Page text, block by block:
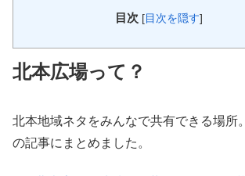
目次 [ 目次を隠す]
北本広場って？
北本地域ネタをみんなで共有できる場所
の記事にまとめました。